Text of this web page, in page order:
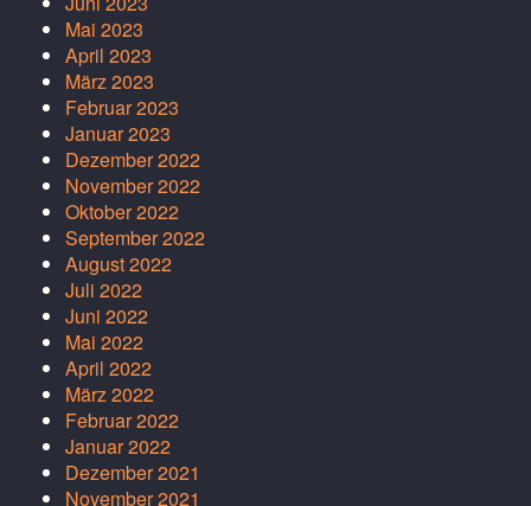
Mai 2023
April 2023
März 2023
Februar 2023
Januar 2023
Dezember 2022
November 2022
Oktober 2022
September 2022
August 2022
Juli 2022
Juni 2022
Mai 2022
April 2022
März 2022
Februar 2022
Januar 2022
Dezember 2021
November 2021